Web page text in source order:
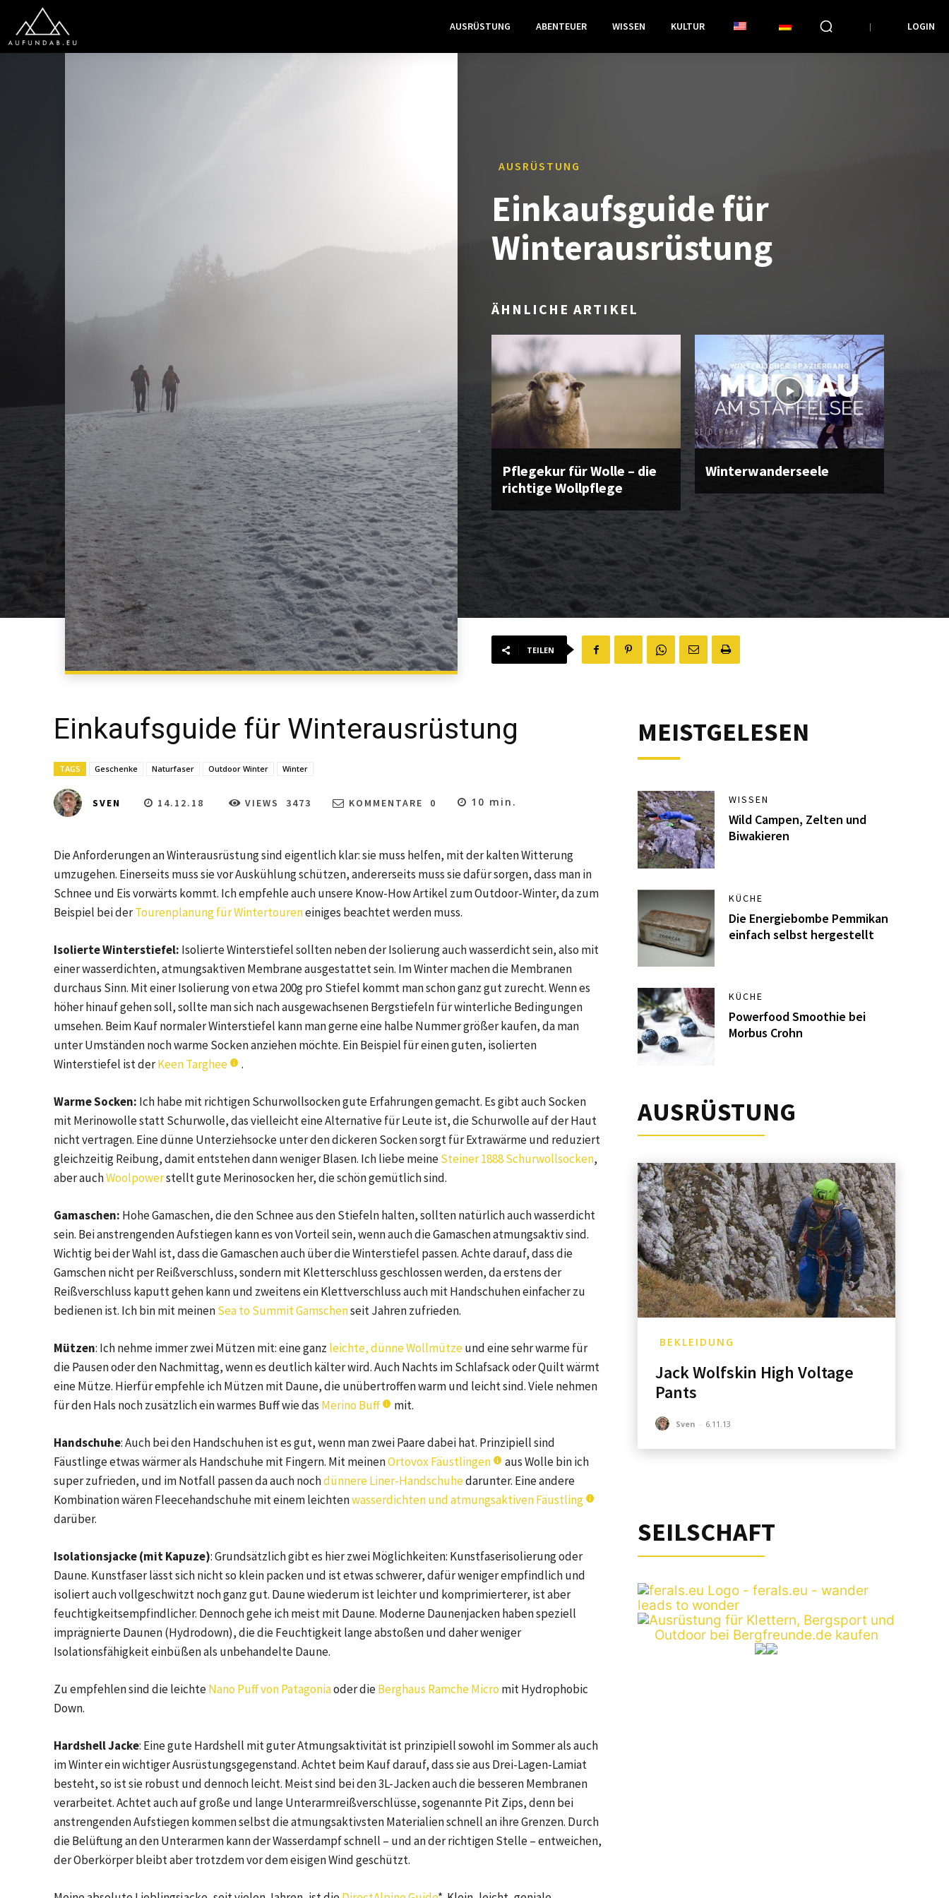
AUSRÜSTUNG ABENTEUER WISSEN KULTUR LOGIN
AUSRÜSTUNG
Einkaufsguide für
Winterausrüstung
ÄHNLICHE ARTIKEL
Pflegekur für Wolle – die
richtige Wollpflege
Winterwanderseele
TEILEN
Einkaufsguide für Winterausrüstung
TAGS Geschenke Naturfaser Outdoor Winter Winter
SVEN 14.12.18 VIEWS 3473 KOMMENTARE 0 10 min.
Die Anforderungen an Winterausrüstung sind eigentlich klar: sie muss helfen, mit der kalten Witterung
umzugehen. Einerseits muss sie vor Auskühlung schützen, andererseits muss sie dafür sorgen, dass man in
Schnee und Eis vorwärts kommt. Ich empfehle auch unsere Know-How Artikel zum Outdoor-Winter, da zum
Beispiel bei derTourenplanung für Wintertoureneiniges beachtet werden muss.
Isolierte Winterstiefel: Isolierte Winterstiefel sollten neben der Isolierung auch wasserdicht sein, also mit
einer wasserdichten, atmungsaktiven Membrane ausgestattet sein. Im Winter machen die Membranen
durchaus Sinn. Mit einer Isolierung von etwa 200g pro Stiefel kommt man schon ganz gut zurecht. Wenn es
höher hinauf gehen soll, sollte man sich nach ausgewachsenen Bergstiefeln für winterliche Bedingungen
umsehen. Beim Kauf normaler Winterstiefel kann man gerne eine halbe Nummer größer kaufen, da man
unter Umständen noch warme Socken anziehen möchte. Ein Beispiel für einen guten, isolierten
Winterstiefel ist derKeen Targhee .
Warme Socken: Ich habe mit richtigen Schurwollsocken gute Erfahrungen gemacht. Es gibt auch Socken
mit Merinowolle statt Schurwolle, das vielleicht eine Alternative für Leute ist, die Schurwolle auf der Haut
nicht vertragen. Eine dünne Unterziehsocke unter den dickeren Socken sorgt für Extrawärme und reduziert
gleichzeitig Reibung, damit entstehen dann weniger Blasen. Ich liebe meineSteiner 1888 Schurwollsocken,
aber auchWoolpowerstellt gute Merinosocken her, die schön gemütlich sind.
Gamaschen: Hohe Gamaschen, die den Schnee aus den Stiefeln halten, sollten natürlich auch wasserdicht
sein. Bei anstrengenden Aufstiegen kann es von Vorteil sein, wenn auch die Gamaschen atmungsaktiv sind.
Wichtig bei der Wahl ist, dass die Gamaschen auch über die Winterstiefel passen. Achte darauf, dass die
Gamschen nicht per Reißverschluss, sondern mit Kletterschluss geschlossen werden, da erstens der
Reißverschluss kaputt gehen kann und zweitens ein Klettverschluss auch mit Handschuhen einfacher zu
bedienen ist. Ich bin mit meinenSea to Summit Gamschenseit Jahren zufrieden.
Mützen: Ich nehme immer zwei Mützen mit: eine ganz leichte, dünne Wollmützeund eine sehr warme für
die Pausen oder den Nachmittag, wenn es deutlich kälter wird. Auch Nachts im Schlafsack oder Quilt wärmt
eine Mütze. Hierfür empfehle ich Mützen mit Daune, die unübertroffen warm und leicht sind. Viele nehmen
für den Hals noch zusätzlich ein warmes Buff wie das Merino Buff mit.
Handschuhe: Auch bei den Handschuhen ist es gut, wenn man zwei Paare dabei hat. Prinzipiell sind
Fäustlinge etwas wärmer als Handschuhe mit Fingern. Mit meinenOrtovox Fäustlingen
aus Wolle bin ich
super zufrieden, und im Notfall passen da auch nochdünnere Liner-Handschuhedarunter. Eine andere
Kombination wären Fleecehandschuhe mit einem leichtenwasserdichten und atmungsaktiven Fäustling
darüber.
Isolationsjacke (mit Kapuze): Grundsätzlich gibt es hier zwei Möglichkeiten: Kunstfaserisolierung oder
Daune. Kunstfaser lässt sich nicht so klein packen und ist etwas schwerer, dafür weniger empfindlich und
isoliert auch vollgeschwitzt noch ganz gut. Daune wiederum ist leichter und komprimierterer, ist aber
feuchtigkeitsempfindlicher. Dennoch gehe ich meist mit Daune. Moderne Daunenjacken haben speziell
imprägnierte Daunen (Hydrodown), die die Feuchtigkeit lange abstoßen und daher weniger
Isolationsfähigkeit einbüßen als unbehandelte Daune.
Zu empfehlen sind die leichteNano Puff von Patagoniaoder dieBerghaus Ramche Micro mit Hydrophobic
Down.
Hardshell Jacke: Eine gute Hardshell mit guter Atmungsaktivität ist prinzipiell sowohl im Sommer als auch
im Winter ein wichtiger Ausrüstungsgegenstand. Achtet beim Kauf darauf, dass sie aus Drei-Lagen-Lamiat
besteht, so ist sie robust und dennoch leicht. Meist sind bei den 3L-Jacken auch die besseren Membranen
verarbeitet. Achtet auch auf große und lange Unterarmreißverschlüsse, sogenannte Pit Zips, denn bei
anstrengenden Aufstiegen kommen selbst die atmungsaktivsten Materialien schnell an ihre Grenzen. Durch
die Belüftung an den Unterarmen kann der Wasserdampf schnell – und an der richtigen Stelle – entweichen,
der Oberkörper bleibt aber trotzdem vor dem eisigen Wind geschützt.
MEISTGELESEN
WISSEN
Wild Campen, Zelten und
Biwakieren
KÜCHE
Die Energiebombe Pemmikan
einfach selbst hergestellt
KÜCHE
Powerfood Smoothie bei
Morbus Crohn
AUSRÜSTUNG
BEKLEIDUNG
Jack Wolfskin High Voltage
Pants
Sven - 6.11.13
SEILSCHAFT